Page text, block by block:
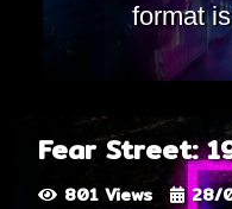
format
Fear Street:
801 Views 28/